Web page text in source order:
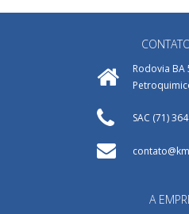
Rodovia BA
SAC (71)
A